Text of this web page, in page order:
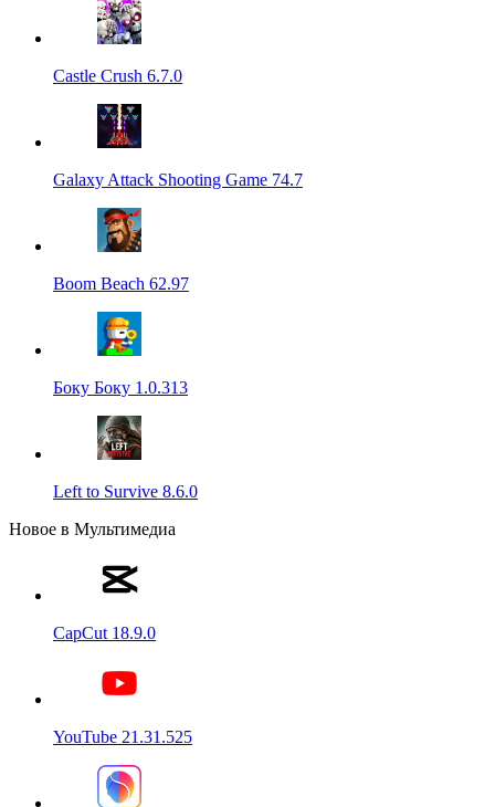
Castle Crush 6.7.0
Galaxy Attack Shooting Game 74.7
Boom Beach 62.97
Боку Боку 1.0.313
Left to Survive 8.6.0
Новое в Мультимедиа
CapCut 18.9.0
YouTube 21.31.525